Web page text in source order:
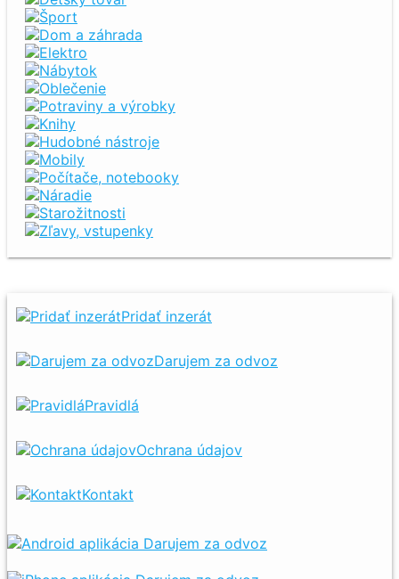
Šport
Dom a záhrada
Elektro
Nábytok
Oblečenie
Potraviny a výrobky
Knihy
Hudobné nástroje
Mobily
Počítače, notebooky
Náradie
Starožitnosti
Zľavy, vstupenky
Pridať inzerát
Darujem za odvoz
Pravidlá
Ochrana údajov
Kontakt